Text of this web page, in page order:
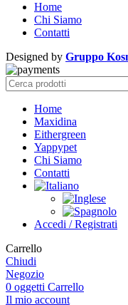
Home
Chi Siamo
Contatti
Designed by Gruppo
Home
Maxidina
Eithergreen
Yappypet
Chi Siamo
Contatti
Accedi / Registrati
Carrello
Chiudi
Negozio
0 oggetti Carrello
Il mio account